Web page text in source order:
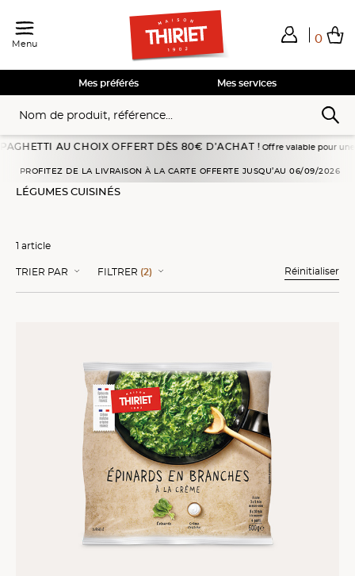
Menu 0
Total de mes achats
Voir mon panier
Voir mon panier
Voir mon panier
Voir mon panier
Mes services
Mes préférés
AU CHOIX OFFERT DÈS 80€ D’ACHAT !Offre valable pour une
PROFITEZ DE LA LIVRAISON À LA CARTE OFFERTE JUSQU’AU 06/09/2026
LÉGUMES CUISINÉS
1 article
TRIER PAR FILTRER (2) Réinitialiser